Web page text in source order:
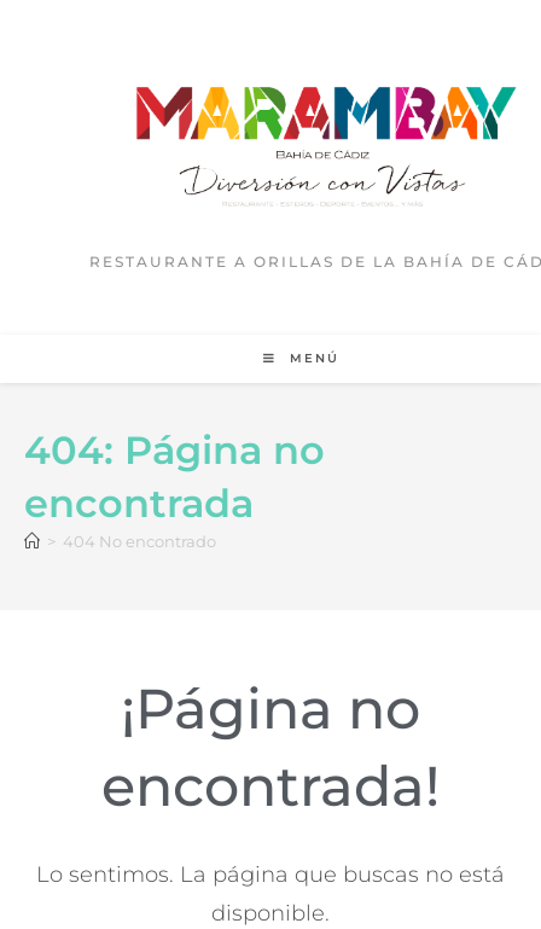
RESTAURANTE A ORILLAS DE LA BAHÍA DE
MENÚ
404: Página no
encontrada
> 404 No encontrado
¡Página no
encontrada!
Lo sentimos. La página que buscas no está
disponible.